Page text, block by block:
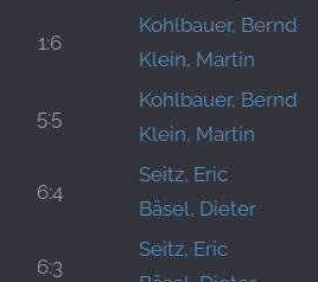
1:6
Kohlbauer, Bernd
Klein, Martin
5:5
Kohlbauer, Bernd
Klein, Martin
6:4
Seitz, Eric
Bäsel, Dieter
6:3
Seitz, Eric